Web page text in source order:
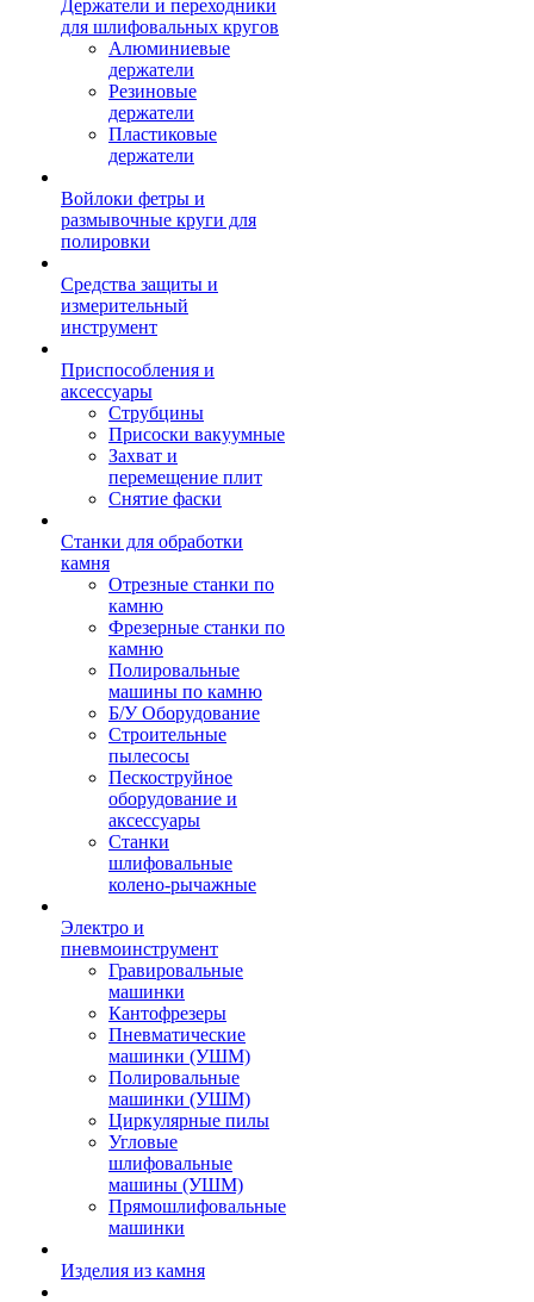
Держатели и переходники
для шлифовальных кругов
Алюминиевые
держатели
Резиновые
держатели
Пластиковые
держатели
Войлоки фетры и
размывочные круги для
полировки
Средства защиты и
измерительный
инструмент
Приспособления и
аксессуары
Струбцины
Присоски вакуумные
Захват и
перемещение плит
Снятие фаски
Станки для обработки
камня
Отрезные станки по
камню
Фрезерные станки по
камню
Полировальные
машины по камню
Б/У Оборудование
Строительные
пылесосы
Пескоструйное
оборудование и
аксессуары
Станки
шлифовальные
колено-рычажные
Электро и
пневмоинструмент
Гравировальные
машинки
Кантофрезеры
Пневматические
машинки (УШМ)
Полировальные
машинки (УШМ)
Циркулярные пилы
Угловые
шлифовальные
машины (УШМ)
Прямошлифовальные
машинки
Изделия из камня